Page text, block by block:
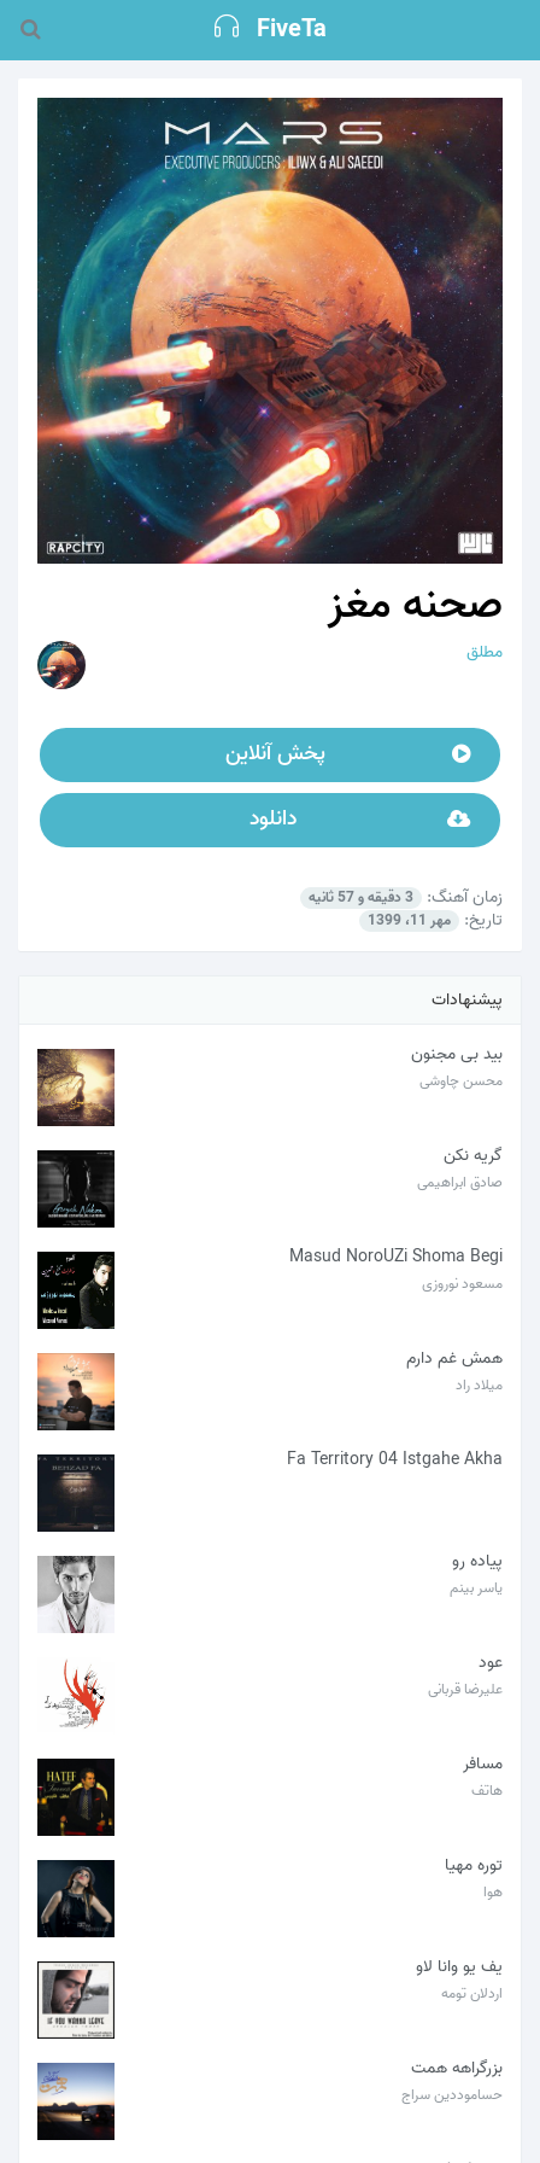
FiveTa
صحنه مغز
مطلق
پخش آنلاین
دانلود
زمان آهنگ: 3 دقیقه و 57 ثانیه
تاریخ: مهر 11، 1399
پیشنهادات
بید بی مجنون
محسن چاوشی
گریه نکن
صادق ابراهیمی
Masud NoroUZi Shoma Begi
مسعود نوروزی
همش غم دارم
میلاد راد
Fa Territory 04 Istgahe Akha
پیاده رو
یاسر بینم
عود
علیرضا قربانی
مسافر
هاتف
توره مهیا
هوا
یف یو وانا لاو
اردلان تومه
بزرگراهه همت
حساموددین سراج